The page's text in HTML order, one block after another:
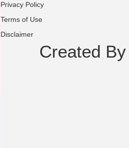
Privacy Policy
Terms of Use
Disclaimer
Created